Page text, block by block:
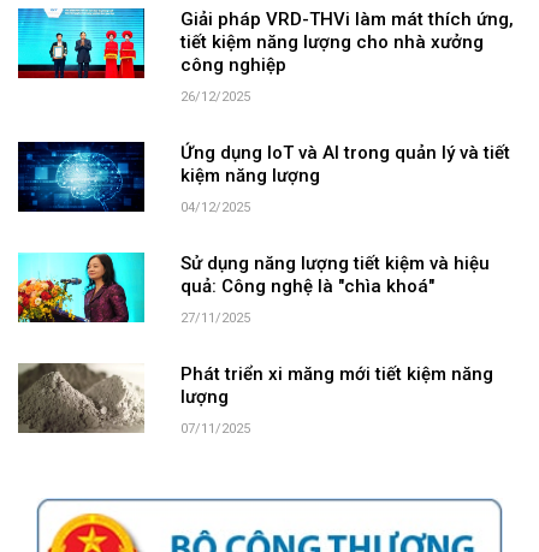
Giải pháp VRD-THVi làm mát thích ứng,
tiết kiệm năng lượng cho nhà xưởng
công nghiệp
26/12/2025
Ứng dụng IoT và AI trong quản lý và tiết
kiệm năng lượng
04/12/2025
Sử dụng năng lượng tiết kiệm và hiệu
quả: Công nghệ là "chìa khoá"
27/11/2025
Phát triển xi măng mới tiết kiệm năng
lượng
07/11/2025